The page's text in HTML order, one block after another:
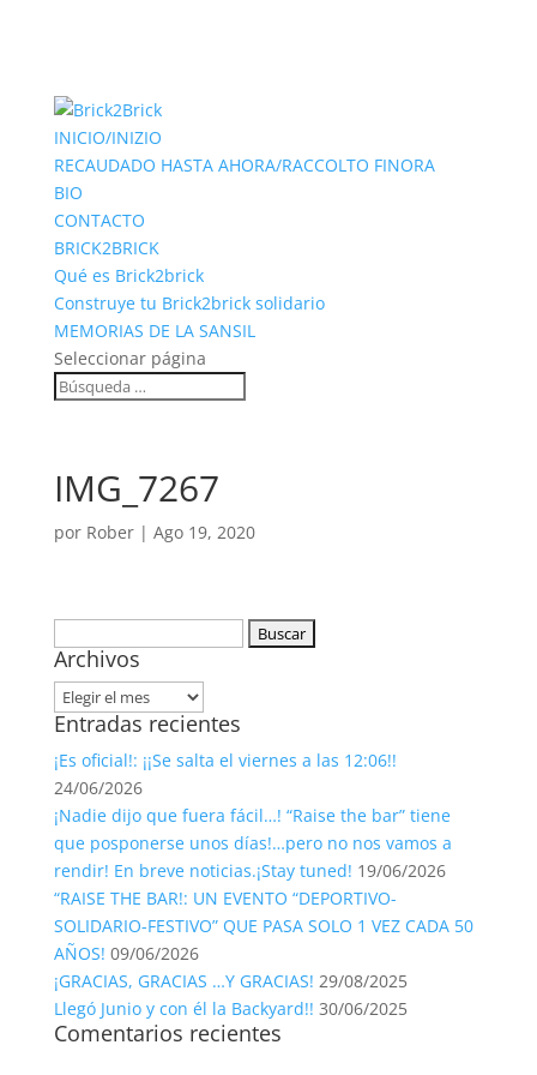
INICIO/INIZIO
RECAUDADO HASTA AHORA/RACCOLTO FINORA
BIO
CONTACTO
BRICK2BRICK
Qué es Brick2brick
Construye tu Brick2brick solidario
MEMORIAS DE LA SANSIL
Seleccionar página
IMG_7267
por Rober| Ago 19, 2020
Archivos
Archivos
Entradas recientes
¡Es oficial!: ¡¡Se salta el viernes a las 12:06!!
24/06/2026
¡Nadie dijo que fuera fácil…! “Raise the bar” tiene
que posponerse unos días!…pero no nos vamos a
rendir! En breve noticias.¡Stay tuned! 19/06/2026
“RAISE THE BAR!: UN EVENTO “DEPORTIVO-
SOLIDARIO-FESTIVO” QUE PASA SOLO 1 VEZ CADA 50
AÑOS! 09/06/2026
¡GRACIAS, GRACIAS …Y GRACIAS! 29/08/2025
Llegó Junio y con él la Backyard!! 30/06/2025
Comentarios recientes